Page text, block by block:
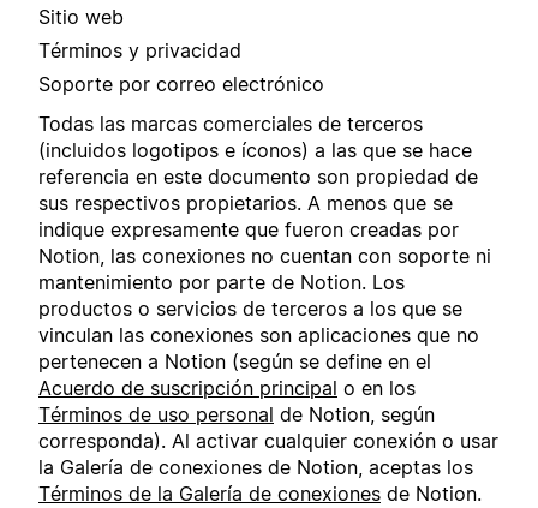
Sitio web
Términos y privacidad
Soporte por correo electrónico
Todas las marcas comerciales de terceros
(incluidos logotipos e íconos) a las que se hace
referencia en este documento son propiedad de
sus respectivos propietarios. A menos que se
indique expresamente que fueron creadas por
Notion, las conexiones no cuentan con soporte ni
mantenimiento por parte de Notion. Los
productos o servicios de terceros a los que se
vinculan las conexiones son aplicaciones que no
pertenecen a Notion (según se define en el
Acuerdo de suscripción principal o en los
Términos de uso personal de Notion, según
corresponda). Al activar cualquier conexión o usar
la Galería de conexiones de Notion, aceptas los
Términos de la Galería de conexiones de Notion.